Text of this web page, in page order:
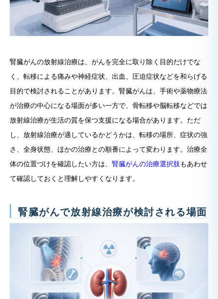
腎臓がんの放射線治療は、がんを完全に取り除く目的だけでな
く、転移による痛みや神経症状、出血、圧迫症状などを和らげる
目的で検討されることがあります。腎臓がんは、手術や薬物療法
が治療の中心になる場面が多い一方で、骨転移や脳転移などでは
放射線治療が生活の質を保つ支援になる場合があります。ただ
し、放射線治療が適しているかどうかは、転移の場所、症状の強
さ、全身状態、ほかの治療との順番によって変わります。治療全
体の位置づけを確認したい方は、 腎臓がんの治療選択肢もあわせ
て確認しておくと理解しやすくなります。
腎臓がんで放射線治療が検討される場面